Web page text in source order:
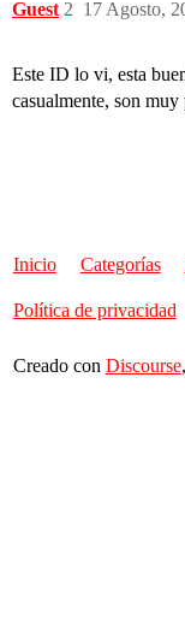
Guest 17 Agosto,
2
Este ID lo vi, esta
casualmente, son
Inicio Categorías
Política de privacidad
Creado con Discourse